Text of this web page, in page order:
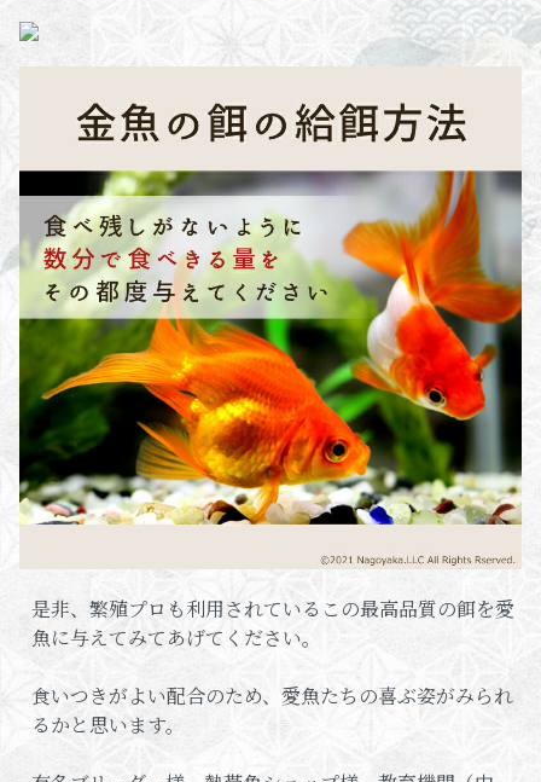
是非、繁殖プロも利用されているこの最高品質の餌を愛
魚に与えてみてあげてください。
食いつきがよい配合のため、愛魚たちの喜ぶ姿がみられ
るかと思います。